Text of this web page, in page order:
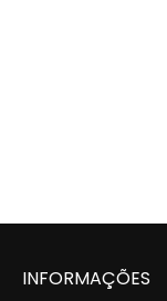
INFORMAÇÕES